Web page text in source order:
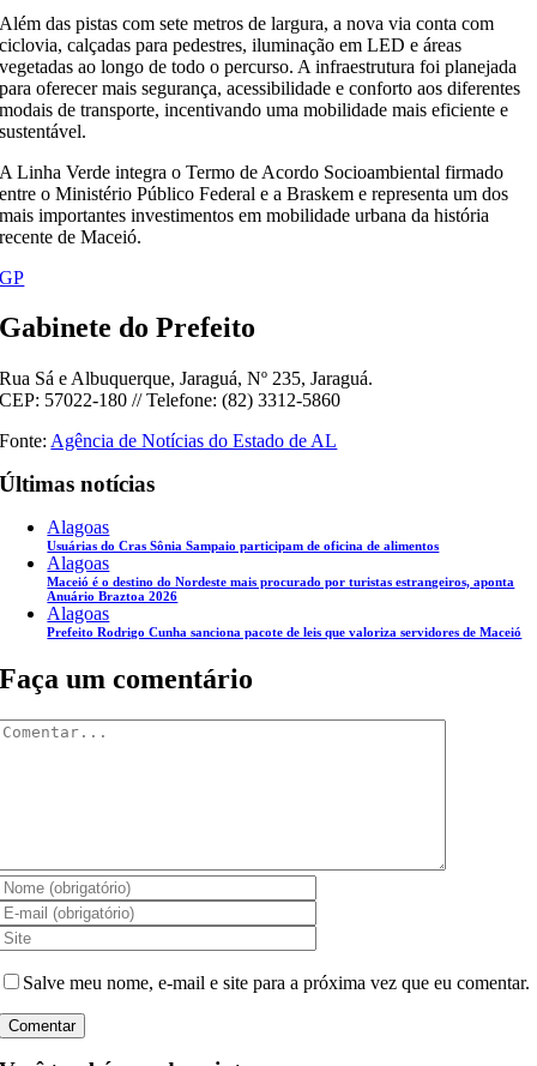
Além das pistas com sete metros de largura, a nova via conta com
ciclovia, calçadas para pedestres, iluminação em LED e áreas
vegetadas ao longo de todo o percurso. A infraestrutura foi planejada
para oferecer mais segurança, acessibilidade e conforto aos diferentes
modais de transporte, incentivando uma mobilidade mais eficiente e
sustentável.
A Linha Verde integra o Termo de Acordo Socioambiental firmado
entre o Ministério Público Federal e a Braskem e representa um dos
mais importantes investimentos em mobilidade urbana da história
recente de Maceió.
GP
Gabinete do Prefeito
Rua Sá e Albuquerque, Jaraguá, Nº 235, Jaraguá.
CEP: 57022-180 // Telefone: (82) 3312-5860
Fonte: Agência de Notícias do Estado de AL
Últimas notícias
Alagoas
Usuárias do Cras Sônia Sampaio participam de oficina de alimentos
Alagoas
Maceió é o destino do Nordeste mais procurado por turistas estrangeiros, aponta
Anuário Braztoa 2026
Alagoas
Prefeito Rodrigo Cunha sanciona pacote de leis que valoriza servidores de Maceió
Faça um comentário
Salve meu nome, e-mail e site para a próxima vez que eu comentar.